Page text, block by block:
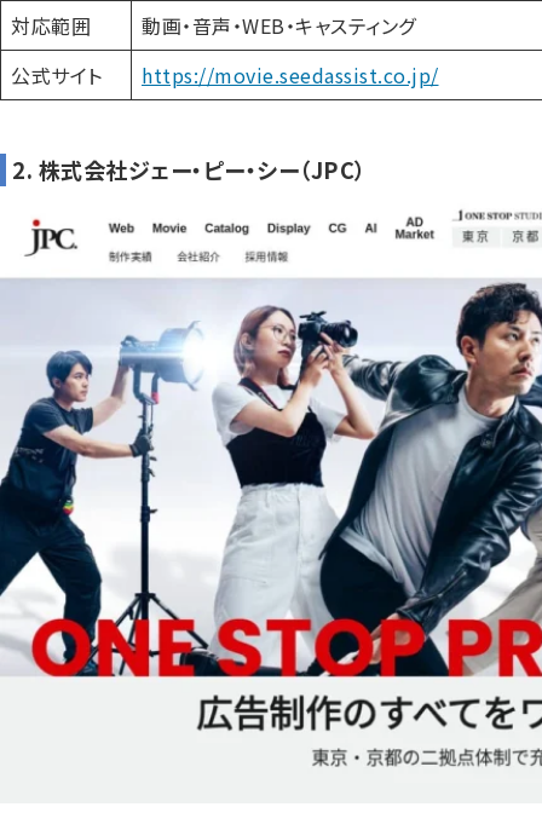
対応範囲
動画・音声・WEB・キャスティング
公式サイト
https://movie.seedassist.co.jp/
2. 株式会社ジェー・ピー・シー（JPC）